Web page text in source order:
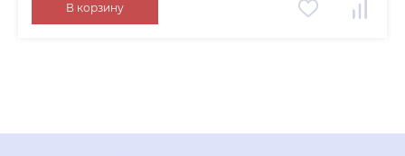
графит
В корзину